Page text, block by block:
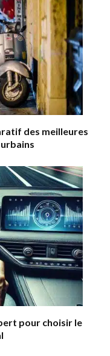
des meilleures
pour choisir le